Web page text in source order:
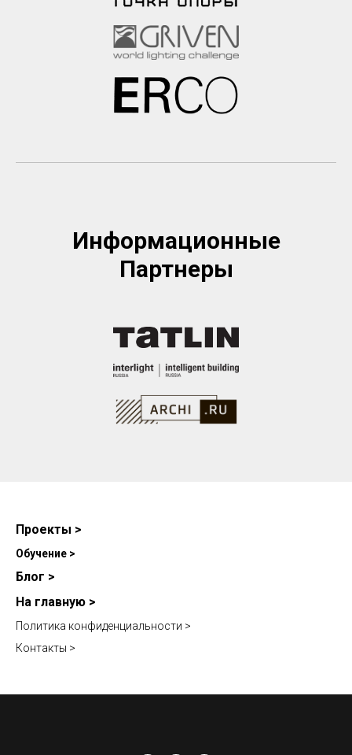
Информационные
Партнеры
Проекты >
Обучение >
Блог >
На главную >
Политика конфиденциальности >
Контакты >